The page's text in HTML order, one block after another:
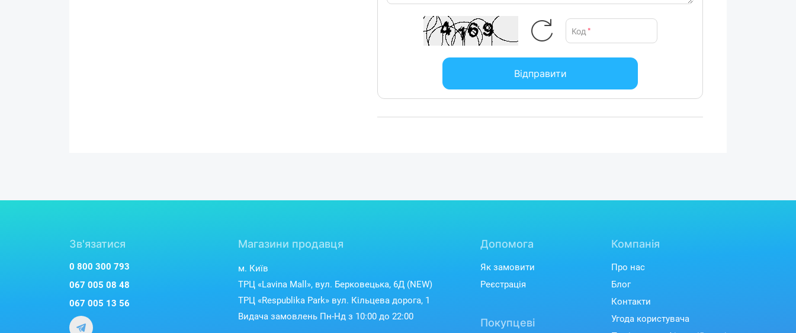
Код *
Відправити
Зв'язатися
0 800 300 793
067 005 08 48
067 005 13 56
Магазини продавця
м. Київ
ТРЦ «Lavina Mall», вул. Берковецька, 6Д (NEW)
ТРЦ «Respublika Park» вул. Кільцева дорога, 1
Видача замовлень Пн-Нд з 10:00 до 22:00
Допомога
Як замовити
Реєстрація
Покупцеві
Компанія
Про нас
Блог
Контакти
Угода користувача